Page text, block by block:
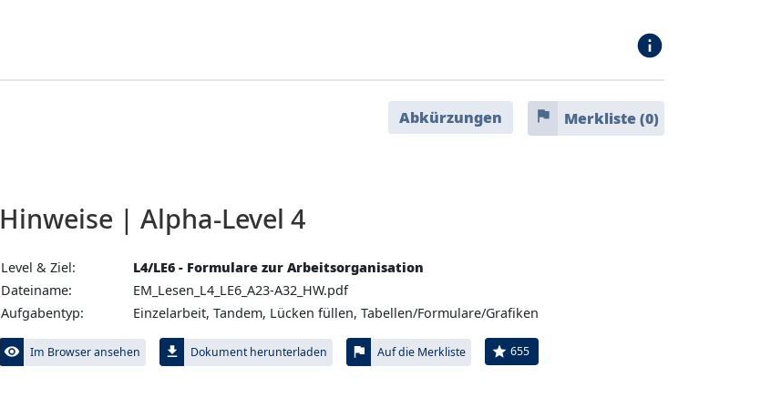
info
Abkürzungen flag Merkliste (0)
Hinweise | Alpha-Level 4
Level & Ziel:
L4/LE6 - Formulare zur Arbeitsorganisation
Dateiname:
EM_Lesen_L4_LE6_A23-A32_HW.pdf
Aufgabentyp:
Einzelarbeit, Tandem, Lücken füllen, Tabellen/Formulare/Grafiken
visibility Im Browser ansehen file_download Dokument herunterladen flag Auf die Merkliste star 655